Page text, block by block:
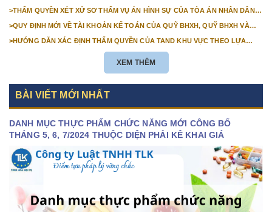
>THẨM QUYỀN XÉT XỬ SƠ THẨM VỤ ÁN HÌNH SỰ CỦA TÒA ÁN NHÂN DÂN
>QUY ĐỊNH MỚI VỀ TÀI KHOẢN KẾ TOÁN CỦA QUỸ BHXH, QUỸ BHXH VÀ
>HƯỚNG DẪN XÁC ĐỊNH THẨM QUYỀN CỦA TAND KHU VỰC THEO LỰA
XEM THÊM
BÀI VIẾT MỚI NHẤT
DANH MỤC THỰC PHẨM CHỨC NĂNG MỚI CÔNG BỐ
THÁNG 5, 6, 7/2024 THUỘC DIỆN PHẢI KÊ KHAI GIÁ